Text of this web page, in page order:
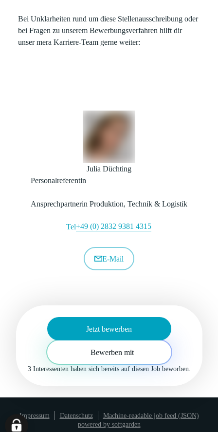
Bei Unklarheiten rund um diese Stellenausschreibung oder
bei Fragen zu unserem Bewerbungsverfahren hilft dir
unser mera Karriere-Team gerne weiter:
Julia Düchting
Personalreferentin
Ansprechpartnerin Produktion, Technik & Logistik
Tel+49 (0) 2832 9381 4315
E-Mail
Jetzt bewerben
Bewerben mit
3 Interessentenhaben sich bereits auf diesen Job beworben.
Impressum Datenschutz
Machine-readable job feed (JSON)
powered by softgarden